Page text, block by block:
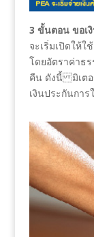
3 ขั้นตอน ขอเ
จะเริ่มเปิดให้
โดยอัตราค่าธ
คืน ดังนี้ มิเตอ
เงินประกันกา